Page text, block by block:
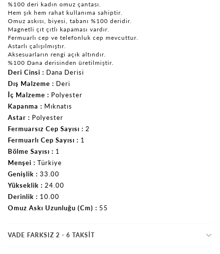
%100 deri kadın omuz çantası.
Hem şık hem rahat kullanıma sahiptir.
Omuz askısı, biyesi, tabanı %100 deridir.
Magnetli çıt çıtlı kapaması vardır.
Fermuarlı cep ve telefonluk cep mevcuttur.
Astarlı çalışılmıştır.
Aksesuarların rengi açık altındır.
%100 Dana derisinden üretilmiştir.
Deri Cinsi
Dana Derisi
Dış Malzeme
Deri
İç Malzeme
Polyester
Kapanma
Mıknatıs
Astar
Polyester
Fermuarsız Cep Sayısı
2
Fermuarlı Cep Sayısı
1
Bölme Sayısı
1
Menşei
Türkiye
Genişlik
33.00
Yükseklik
24.00
Derinlik
10.00
Omuz Askı Uzunluğu (Cm)
55
VADE FARKSIZ 2 - 6 TAKSIT